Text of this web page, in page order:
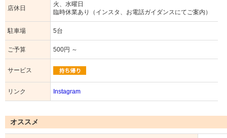
店休日
火、水曜日
臨時休業あり（インスタ、お電話ガイダンスにてご案内）
駐車場 5台
ご予算 500円 ～
サービス
リンク Instagram
オススメ